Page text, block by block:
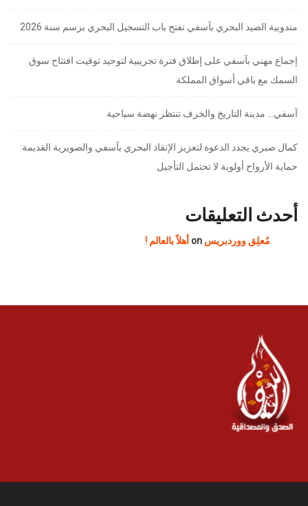
مندوبية الصيد البحري بآسفي تفتح باب التسجيل البحري برسم سنة 2026
إجماع مهني بآسفي على إطلاق فترة تجريبية لتوحيد توقيت افتتاح سوق
السمك مع باقي أسواق المملكة
آسفي… مدينة التاريخ والخزف تنتظر نهضة سياحية
كمال صبري يجدد الدعوة لتعزيز الإنقاذ البحري بآسفي والصويرية القديمة:
حماية الأرواح أولوية لا تحتمل التأجيل
أحدث التعليقات
مُعلِق ووردبريس أهلاً بالعالم !